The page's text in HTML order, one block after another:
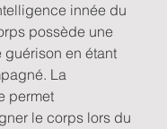
innée du
possède une
en étant
La
permet
le corps lors du